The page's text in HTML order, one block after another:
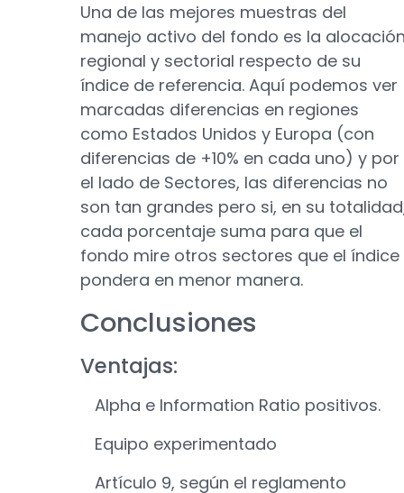
Una de las mejores muestras del
manejo activo del fondo es la
regional y sectorial respecto de su
índice de referencia. Aquí podemos ver
marcadas diferencias en regiones
como Estados Unidos y Europa (con
diferencias de +10% en cada uno) y por
el lado de Sectores, las diferencias no
son tan grandes pero si, en su
cada porcentaje suma para que el
fondo mire otros sectores que el índice
pondera en menor manera.
Conclusiones
Ventajas:
Alpha e Information Ratio positivos.
Equipo experimentado
Artículo 9, según el reglamento